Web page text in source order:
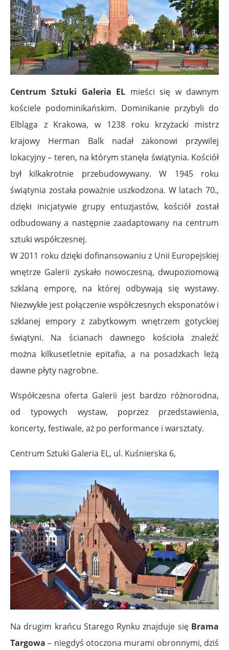
Centrum Sztuki Galeria EL mieści się w dawnym
kościele podominikańskim. Dominikanie przybyli do
Elbląga z Krakowa, w 1238 roku krzyżacki mistrz
krajowy Herman Balk nadał zakonowi przywilej
lokacyjny – teren, na którym stanęła świątynia. Kościół
był kilkakrotnie przebudowywany. W 1945 roku
świątynia została poważnie uszkodzona. W latach 70.,
dzięki inicjatywie grupy entuzjastów, kościół został
odbudowany a następnie zaadaptowany na centrum
sztuki współczesnej.
W 2011 roku dzięki dofinansowaniu z Unii Europejskiej
wnętrze Galerii zyskało nowoczesną, dwupoziomową
szklaną emporę, na której odbywają się wystawy.
Niezwykłe jest połączenie współczesnych eksponatów i
szklanej empory z zabytkowym wnętrzem gotyckiej
świątyni. Na ścianach dawnego kościoła znaleźć
można kilkusetletnie epitafia, a na posadzkach leżą
dawne płyty nagrobne.
Współczesna oferta Galerii jest bardzo różnorodna,
od typowych wystaw, poprzez przedstawienia,
koncerty, festiwale, aż po performance i warsztaty.
Centrum Sztuki Galeria EL, ul. Kuśnierska 6,
Na drugim krańcu Starego Rynku znajduje się Brama
Targowa – niegdyś otoczona murami obronnymi, dziś